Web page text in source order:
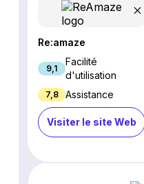
Re:amaze
9,1
Facilité
d'utilisation
7,8 Assistance
Visiter le site Web